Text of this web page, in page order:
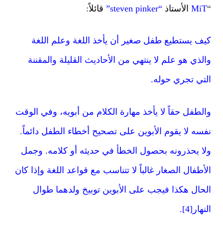
“
MiT الأستاذ “steven pinker” قائلاً:
كيف يستطيع طفل صغير أن يأخذ اللغة وعلم اللغة
والذي هو علم لا ينتهي من الأحاديث القليلة والمقننة
التي تجري حوله.
والطفل حقاً لا يأخذ مهارة الكلام من أبويه، وفي الوقت
نفسه لا يقوم الأبوين على تصحيح أخطاء الطفل دائماً.
ولا يحذرونه بحصول الخطأ في حديثه أو كلامه. وجمل
الأطفال الصغار غالباً لا تتناسب مع قواعد اللغة وإذا كان
الحال هكذا فيجب على الأبوين توبيخ ولدهما طوال
النهار[4].